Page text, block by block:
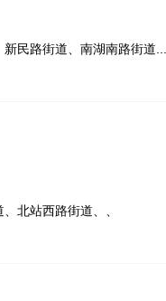
民路街道、南湖南路街道...
北站西路街道、、